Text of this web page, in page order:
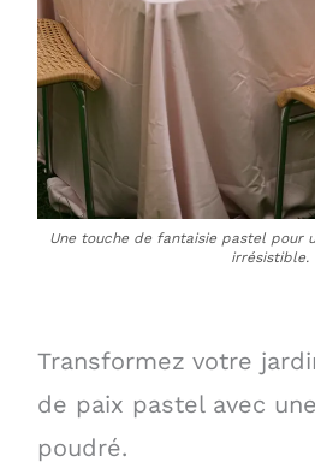
Une touche de fantaisie pastel pour
irrésistible.
Transformez votre
de paix pastel avec
poudré.